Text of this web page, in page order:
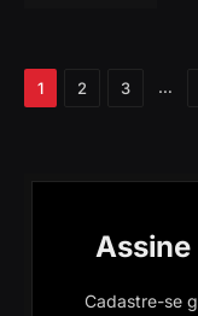
1 2 3 …
Cadastre-se